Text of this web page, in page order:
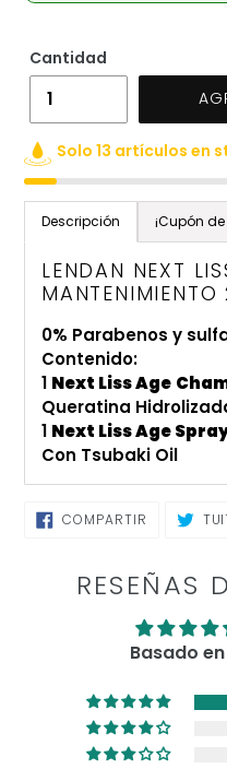
Cantidad
Solo 13 artículos en
de
compra
Descripción ¡Cupón
LENDAN NEXT
0% Parabenos y
Contenido:
1 Next Liss Age
Queratina
1 Next Liss Age
Con Tsubaki Oil
COMPARTIR
RESEÑAS
Basado